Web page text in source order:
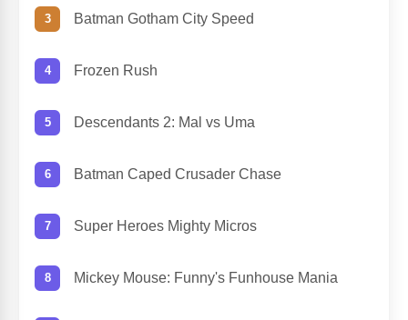
Batman Gotham City Speed
Frozen Rush
Descendants 2: Mal vs Uma
Batman Caped Crusader Chase
Super Heroes Mighty Micros
Mickey Mouse: Funny's Funhouse Mania